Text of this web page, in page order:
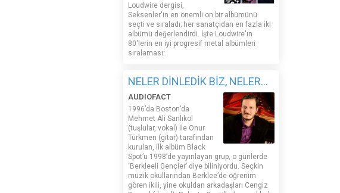
Loudwire dergisi,
Seksenler'in en önemli on bir albümünü
seçti ve sıraladı; her sanatçıdan en fazla iki
albümü değerlendirdi. İşte Loudwire'ın
80'lerin en iyi progresif metal albümleri
sıralaması:
NELER DİNLEDİK BİZ, NELER...
AUDIOFACT
1996’da Boston’da
Mehmet Ali Sanlıkol
(tuşlular, vokal) ile Onur
Türkmen (gitar) tarafından
kurulan, ilk albüm Black
Spot’u 1998’de yayınlayan grup, o günlerde
‘Berkleeli Gençler’ diye biliniyordu. Seçkin
müzik okullarından Berklee’de öğrenim
gören ikili, yine okuldan arkadaşları Cengiz